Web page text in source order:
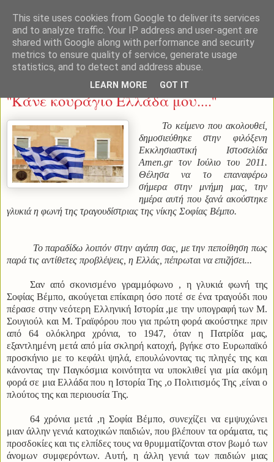
Τετάρτη 28 Οκτωβρίου 2015
''Κάνε κουράγιο Ελλάδα μου....''
Το κείμενο που ακολουθεί,
δημοσιεύθηκε στην φιλόξενη
Εκκλησιαστική Ιστοσελίδα
Amen.gr τον Ιούλιο του 2011.
Θέλησα να το επαναφέρω
σήμερα στην μνήμη μας, την
ημέρα αυτή που ξανά ακούστηκε
γλυκιά η φωνή της τραγουδίστριας της νίκης Σοφίας Βέμπο.
Το παραδίδω λοιπόν στην αγάπη σας, με την πεποίθηση πως
παρά τις αντίθετες προβλέψεις, η Ελλάς, πέπρωται να επιζήσει...
Σαν από σκονισμένο γραμμόφωνο , η γλυκιά φωνή της
Σοφίας Βέμπο, ακούγεται επίκαιρη όσο ποτέ σε ένα τραγούδι που
πέρασε στην νεότερη Ελληνική Ιστορία ,με την υπογραφή των Μ.
Σουγιούλ και Μ. Τραϊφόρου που για πρώτη φορά ακούστηκε πριν
από 64 ολόκληρα χρόνια, το 1947, όταν η Πατρίδα μας,
εξαντλημένη μετά από μία σκληρή κατοχή, βγήκε στο Ευρωπαϊκό
προσκήνιο με το κεφάλι ψηλά, επουλώνοντας τις πληγές της και
κάνοντας την Παγκόσμια κοινότητα να υποκλιθεί για μία ακόμη
φορά σε μια Ελλάδα που η Ιστορία Της ,ο Πολιτισμός Της ,είναι ο
πλούτος της και περιουσία Της.
64 χρόνια μετά ,η Σοφία Βέμπο, συνεχίζει να εμψυχώνει
μιαν άλλην γενιά κατοχικών παιδιών, που βλέπουν τα οράματα, τις
προσδοκίες και τις ελπίδες τους να θρυμματίζονται στον βωμό των
άνομων συμφερόντων. Αυτή, η άλλη γενιά των παιδιών μιας
This site uses cookies from Google to deliver its services
and to analyze traffic. Your IP address and user-agent are
shared with Google along with performance and security
metrics to ensure quality of service, generate usage
statistics, and to detect and address abuse.
LEARN MORE GOT IT